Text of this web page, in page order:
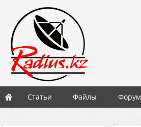
Статьи Файлы Форум